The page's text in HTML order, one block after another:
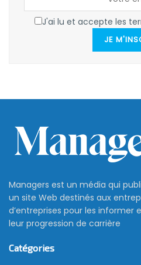
J'ai lu et accepte les
JE
Managers est un média qui
un site Web destinés aux
d’entreprises pour les informer
leur progression de carrière
Catégories